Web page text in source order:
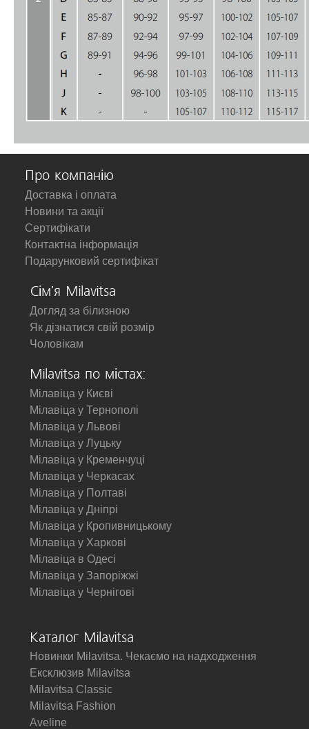
Про компанію
Доставка і оплата
Новини та акції
Сертифікати
Контактна інформація
Подарунковий сертифікат
Сім'я Milavitsa
Догляд за білизною
Як дізнатися свій розмір
Чоловікам
Milavitsa по містах:
Мілавіца у Києві
Мілавіца у Тернополі
Мілавіца у Львові
Мілавіца у Луцьку
Мілавіца у Кременчуці
Мілавіца у Черкасах
Мілавіца у Полтаві
Мілавіца у Дніпрі
Мілавіца у Кропивницькому
Мілавіца у Харкові
Мілавіца в Одесі
Мілавіца у Запоріжжі
Мілавіца у Чернігові
Каталог Milavitsa
Новинки Milavitsa. Чекаємо на надходження
Ексклюзив Milavitsa
Milavitsa Classic
Milavitsa Fashion
Aveline